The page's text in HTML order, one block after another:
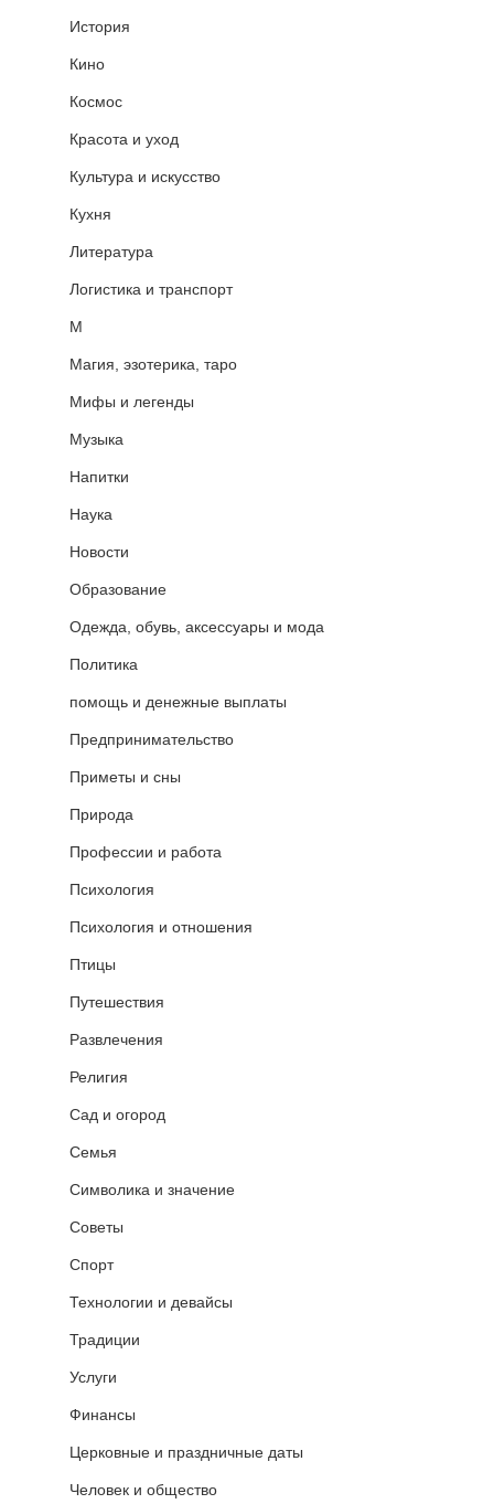
История
Кино
Космос
Красота и уход
Культура и искусство
Кухня
Литература
Логистика и транспорт
М
Магия, эзотерика, таро
Мифы и легенды
Музыка
Напитки
Наука
Новости
Образование
Одежда, обувь, аксессуары и мода
Политика
помощь и денежные выплаты
Предпринимательство
Приметы и сны
Природа
Профессии и работа
Психология
Психология и отношения
Птицы
Путешествия
Развлечения
Религия
Сад и огород
Семья
Символика и значение
Советы
Спорт
Технологии и девайсы
Традиции
Услуги
Финансы
Церковные и праздничные даты
Человек и общество